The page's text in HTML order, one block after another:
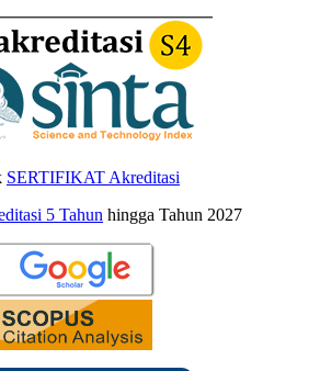
SERTIFIKAT Akreditasi
5 Tahun hingga Tahun 2027